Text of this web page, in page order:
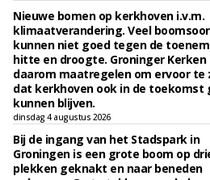
Nieuwe bomen op kerkhoven i.v.m.
klimaatverandering. Veel
kunnen niet goed tegen de
hitte en droogte. Groninger
daarom maatregelen om ervoor te
dat kerkhoven ook in de toekomst
kunnen blijven.
dinsdag 4 augustus 2026
Bij de ingang van het Stadspark in
Groningen is een grote boom op
plekken geknakt en naar beneden